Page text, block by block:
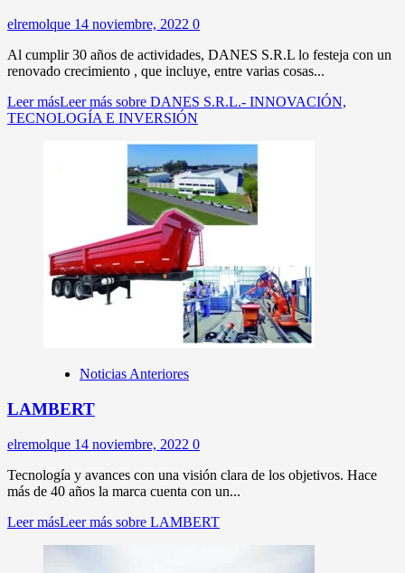
elremolque 14 noviembre, 2022 0
Al cumplir 30 años de actividades, DANES S.R.L lo festeja con un
renovado crecimiento , que incluye, entre varias cosas...
Leer másLeer más sobre DANES S.R.L.- INNOVACIÓN,
TECNOLOGÍA E INVERSIÓN
Noticias Anteriores
LAMBERT
elremolque 14 noviembre, 2022 0
Tecnología y avances con una visión clara de los objetivos. Hace
más de 40 años la marca cuenta con un...
Leer másLeer más sobre LAMBERT